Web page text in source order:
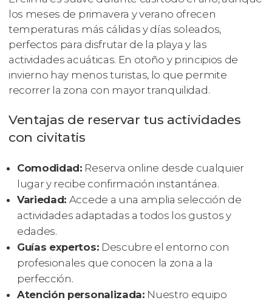
los meses de primavera y verano ofrecen
temperaturas más cálidas y días soleados,
perfectos para disfrutar de la playa y las
actividades acuáticas. En otoño y principios de
invierno hay menos turistas, lo que permite
recorrer la zona con mayor tranquilidad.
Ventajas de reservar tus actividades
con civitatis
Comodidad: Reserva online desde cualquier
lugar y recibe confirmación instantánea.
Variedad: Accede a una amplia selección de
actividades adaptadas a todos los gustos y
edades.
Guías expertos: Descubre el entorno con
profesionales que conocen la zona a la
perfección.
Atención personalizada: Nuestro equipo